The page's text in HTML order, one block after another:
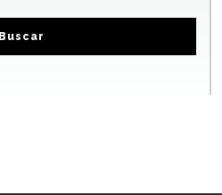
Buscar